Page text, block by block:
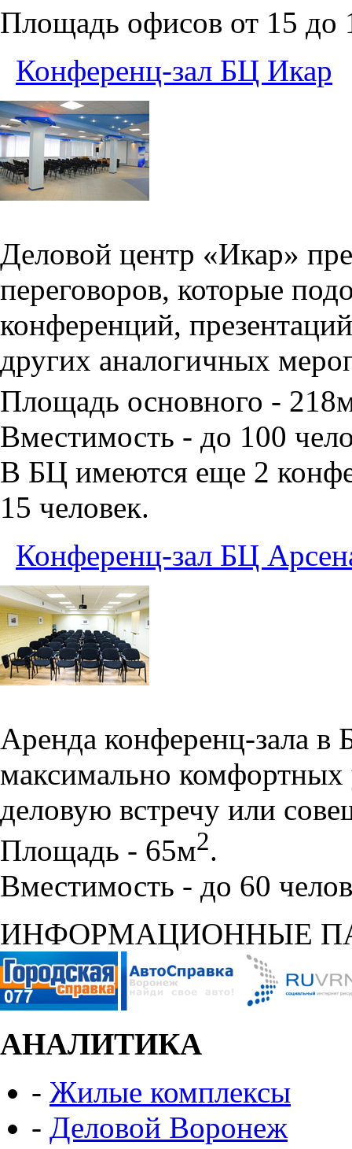
Площадь офисов от 15 до
Конференц-зал БЦ Икар
Деловой центр «Икар»
переговоров, которые
конференций,
других аналогичных
Площадь основного -
Вместимость - до 100
В БЦ имеются еще 2
15 человек.
Конференц-зал БЦ
Аренда конференц-зала в
максимально комфортных
деловую встречу или
Площадь - 65м2.
Вместимость - до 60
ИНФОРМАЦИОННЫЕ
АНАЛИТИКА
- Жилые комплексы
- Деловой Воронеж